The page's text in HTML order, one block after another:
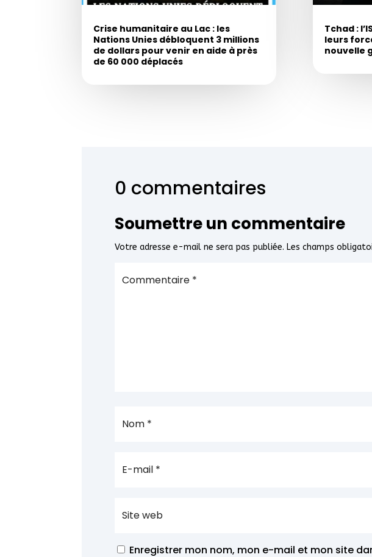
Crise humanitaire au Lac : les
Nations Unies débloquent 3 millions
de dollars pour venir en aide à près
de 60 000 déplacés
Tchad :
leurs
nouvelle
0 commentaires
Soumettre un commentaire
Votre adresse e-mail ne sera pas publiée. Les champs
Enregistrer mon nom, mon e-mail et mon site